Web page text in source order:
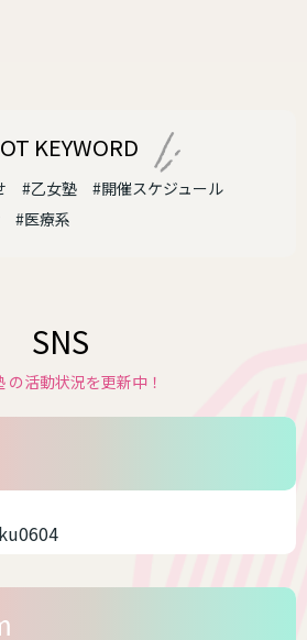
KEYWORD
#乙女塾
#開催スケジュール
#医療系
SNS
の活動状況を更新中！